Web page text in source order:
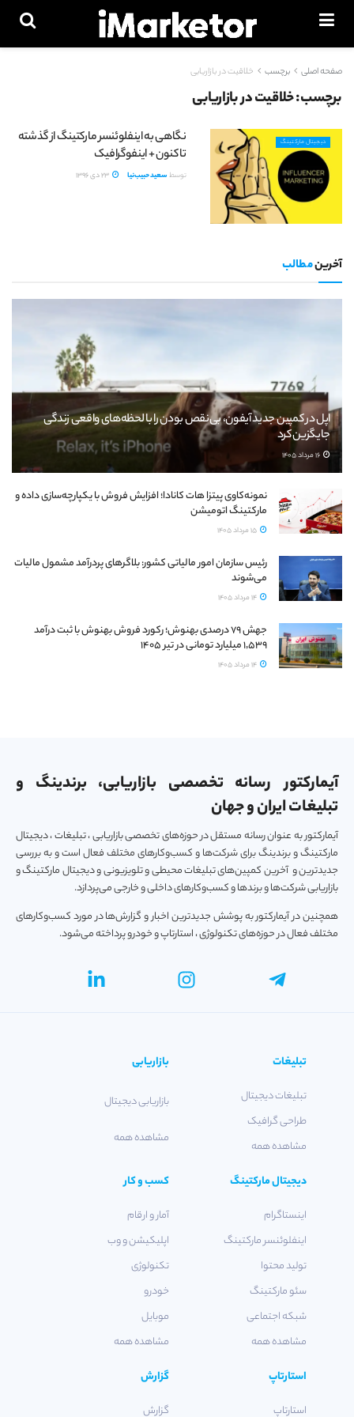
صفحه اصلی برچسب خلاقیت در بازاریابی
برچسب:خلاقیت در بازاریابی
دیجیتال مارکتینگ
نگاهی به اینفلوئنسر مارکتینگ از گذشته
تا کنون + اینفوگرافیک
توسط سعید حبیب‌نیا 23 دی 1396
آخرینمطالب
اپل در کمپین جدید آیفون، بی‌نقص بودن را با لحظه‌های واقعی زندگی
جایگزین کرد
نمونه‌کاوی پیتزا هات کانادا؛ افزایش فروش با یکپارچه‌سازی داده و
مارکتینگ اتومیشن
رئیس سازمان امور مالیاتی کشور: بلاگرهای پردرآمد مشمول مالیات
می‌شوند
جهش ۷۹ درصدی بهنوش؛ رکورد فروش بهنوش با ثبت درآمد
۱٬۵۳۹ میلیارد تومانی در تیر ۱۴۰۵
آیمارکتور رسانه تخصصی بازاریابی، برندینگ و
تبلیغات ایران و جهان
آیمارکتور به عنوان رسانه مستقل در حوزه‌های تخصصی بازاریابی ، تبلیغات ، دیجیتال
مارکتینگ و برندینگ برای شرکت‌ها و کسب‌و‌کارهای مختلف فعال است و به بررسی
جدیدترین و آخرین کمپین‌های تبلیغات محیطی و تلویزیونی و دیجیتال مارکتینگ و
بازاریابی شرکت‌ها و برندها و کسب‌و‌کارهای داخلی و خارجی می‌پردازد.
همچنین در آیمارکتور به پوشش جدیدترین اخبار و گزارش‌ها در مورد کسب‌و‎کارهای
مختلف فعال در حوزه‌های تکنولوژی ، استارتاپ و خودرو پرداخته می‌شود.
تبلیغات
تبلیغات دیجیتال
طراحی گرافیک
مشاهده همه
بازاریابی
بازاریابی دیجیتال
مشاهده همه
دیجیتال مارکتینگ
اینستاگرام
اینفلوئنسر مارکتینگ
تولید محتوا
سئو مارکتینگ
شبکه اجتماعی
مشاهده همه
کسب و کار
آمار و ارقام
اپلیکیشن و وب
تکنولوژی
خودرو
موبایل
مشاهده همه
استارتاپ
استارتاپ
گزارش
گزارش